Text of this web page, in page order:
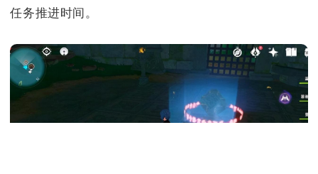
任务推进时间。